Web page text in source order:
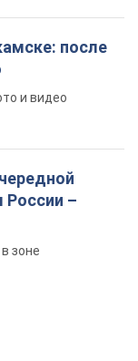
после
и видео
–
зоне